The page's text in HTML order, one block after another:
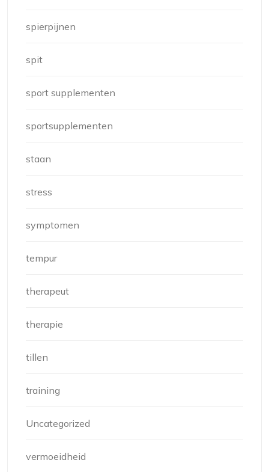
spierpijnen
spit
sport supplementen
sportsupplementen
staan
stress
symptomen
tempur
therapeut
therapie
tillen
training
Uncategorized
vermoeidheid